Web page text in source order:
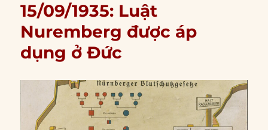
15/09/1935: Luật
Nuremberg được áp
dụng ở Đức